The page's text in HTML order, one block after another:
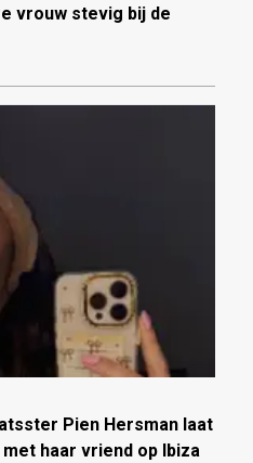
vrouw stevig bij de
Pien Hersman laat
haar vriend op Ibiza